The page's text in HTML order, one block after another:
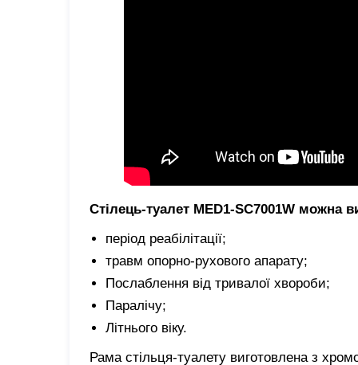
Стілець-туалет MED1-SC7001W можна
період реабілітації;
травм опорно-рухового апарату;
Послаблення від тривалої хвороби;
Паралічу;
Літнього віку.
Рама стільця-туалету виготовлена ​​з